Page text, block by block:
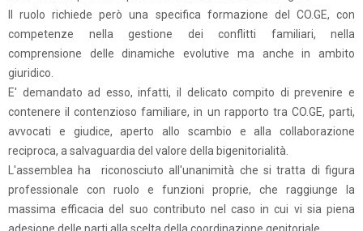
Il ruolo richiede però una specifica formazione del CO.GE, con
competenze nella gestione dei conflitti familiari, nella
comprensione delle dinamiche evolutive ma anche in ambito
giuridico.
E' demandato ad esso, infatti, il delicato compito di prevenire e
contenere il contenzioso familiare, in un rapporto tra CO.GE, parti,
avvocati e giudice, aperto allo scambio e alla collaborazione
reciproca, a salvaguardia del valore della bigenitorialità.
L'assemblea ha riconosciuto all'unanimità che si tratta di figura
professionale con ruolo e funzioni proprie, che raggiunge la
massima efficacia del suo contributo nel caso in cui vi sia piena